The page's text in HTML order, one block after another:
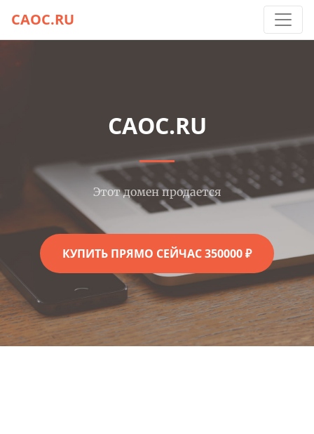
CAOC.RU
CAOC.RU
Этот домен продается
КУПИТЬ ПРЯМО СЕЙЧАС 350000 ₽